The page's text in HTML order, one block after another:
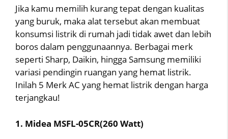
Jika kamu memilih kurang tepat dengan kualitas
yang buruk, maka alat tersebut akan membuat
konsumsi listrik di rumah jadi tidak awet dan lebih
boros dalam penggunaannya. Berbagai merk
seperti Sharp, Daikin, hingga Samsung memiliki
variasi pendingin ruangan yang hemat listrik.
Inilah 5 Merk AC yang hemat listrik dengan harga
terjangkau!
1. Midea MSFL-05CR(260 Watt)